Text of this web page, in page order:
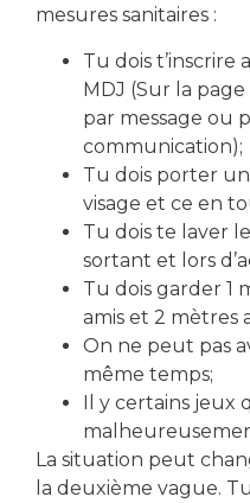
Partager cette
PRÉCÉDENT
mesures sanitaires :
Tu dois t’inscrire
MDJ (Sur la
par message ou
communication);
Tu dois porter
visage et ce en
Tu dois te laver
sortant et lors
Tu dois garder 1
amis et 2 mètres
On ne peut pas
même temps;
Il y certains jeux
La situation peut
la deuxième vague.